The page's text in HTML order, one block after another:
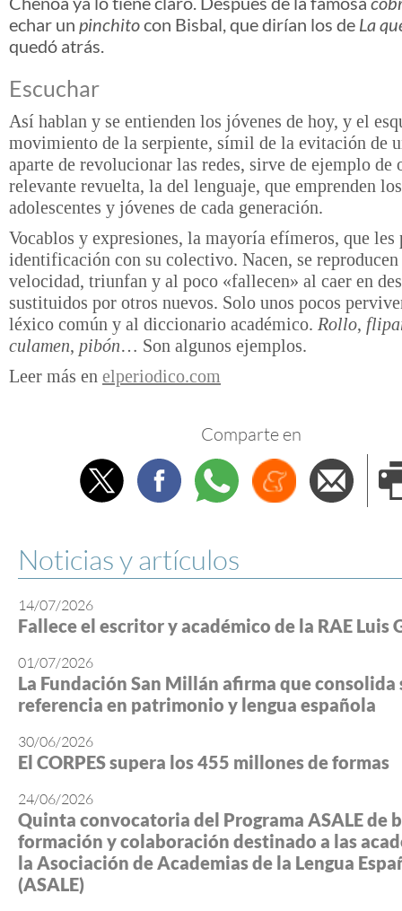
echar un pinchitocon Bisbal, que dirían los de La
quedó atrás.
Escuchar
Así hablan y se entienden los jóvenes de hoy, y el
movimiento de la serpiente, símil de la evitación de
aparte de revolucionar las redes, sirve de ejemplo de
relevante revuelta, la del lenguaje, que emprenden los
adolescentes y jóvenes de cada generación.
Vocablos y expresiones, la mayoría efímeros, que
identificación con su colectivo. Nacen, se reproducen
velocidad, triunfan y al poco «fallecen» al caer en
sustituidos por otros nuevos. Solo unos pocos
léxico común y al diccionario académico. Rollo,
culamen, pibón… Son algunos ejemplos.
Leer más en elperiodico.com
Comparte en
TwitterFacebookWhatsappMenéame
Noticias y artículos
14/07/2026
Fallece el escritor y académico de la RAE Luis
01/07/2026
La Fundación San Millán afirma que consolida
referencia en patrimonio y lengua española
30/06/2026
El CORPES supera los 455 millones de formas
24/06/2026
Quinta convocatoria del Programa ASALE de
formación y colaboración destinado a las
la Asociación de Academias de la Lengua
(ASALE)